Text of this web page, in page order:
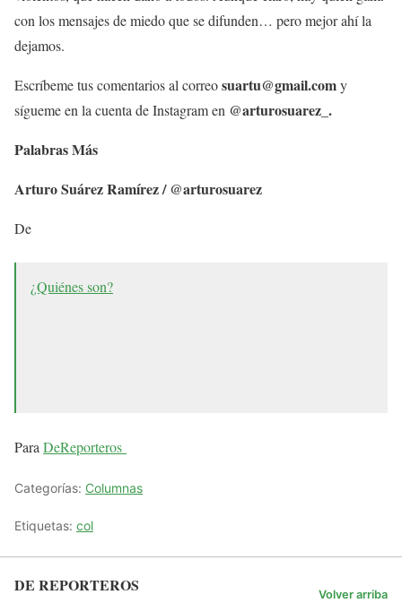
con los mensajes de miedo que se difunden… pero mejor ahí la
dejamos.
Escríbeme tus comentarios al correosuartu@gmail.comy
sígueme en la cuenta de Instagram en @arturosuarez_.
Palabras Más
Arturo Suárez Ramírez / @arturosuarez
De
¿Quiénes son?
Para DeReporteros
Categorías: Columnas
Etiquetas: col
DE REPORTEROS Volver arriba